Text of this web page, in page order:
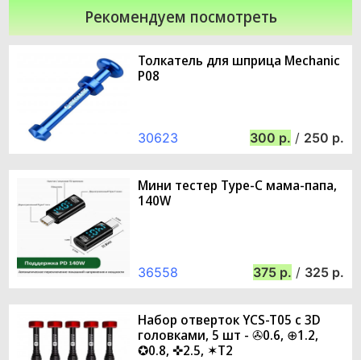
Рекомендуем посмотреть
Толкатель для шприца Mechanic
P08
30623 300 / 250
Мини тестер Type-C мама-папа,
140W
36558 375 / 325
Набор отверток YCS-T05 с 3D
головками, 5 шт - ✇0.6, ⊕1.2,
✪0.8, ✜2.5, ✶T2